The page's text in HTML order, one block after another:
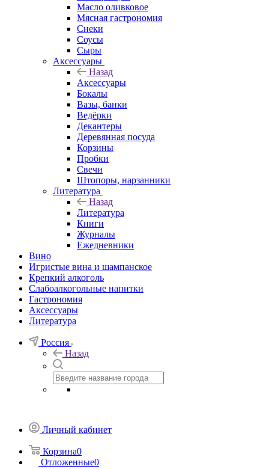
Масло оливковое
Мясная гастрономия
Снеки
Соусы
Сыры
Аксессуары
Назад
Аксессуары
Бокалы
Вазы, банки
Ведёрки
Декантеры
Деревянная посуда
Корзины
Пробки
Свечи
Штопоры, нарзанники
Литература
Назад
Литература
Книги
Журналы
Ежедневники
Вино
Игристые вина и шампанское
Крепкий алкоголь
Слабоалкогольные напитки
Гастрономия
Аксессуары
Литература
Россия
Назад
Личный кабинет
Корзина0
Отложенные0